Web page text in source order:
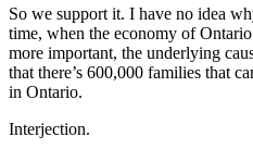
So we support it. I have no idea
time, when the economy of
more important, the underlying
that there’s 600,000 families that
in Ontario.
Interjection.